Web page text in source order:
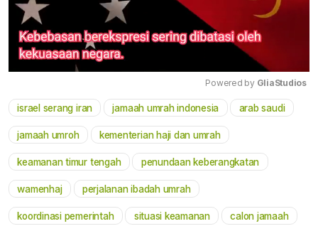
Mute
Powered by GliaStudios
israel serang iran jamaah umrah indonesia arab saudi
jamaah umroh kementerian haji dan umrah
keamanan timur tengah penundaan keberangkatan
wamenhaj perjalanan ibadah umrah
koordinasi pemerintah situasi keamanan calon jamaah